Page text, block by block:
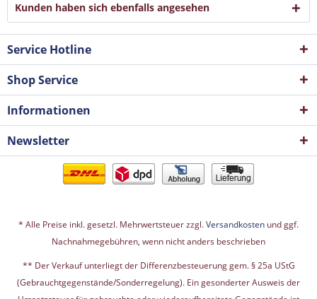
Kunden haben sich ebenfalls angesehen
Service Hotline
Shop Service
Informationen
Newsletter
* Alle Preise inkl. gesetzl. Mehrwertsteuer zzgl.Versandkosten und ggf.
Nachnahmegebühren, wenn nicht anders beschrieben
** Der Verkauf unterliegt der Differenzbesteuerung gem. § 25a UStG
(Gebrauchtgegenstände/Sonderregelung). Ein gesonderter Ausweis der